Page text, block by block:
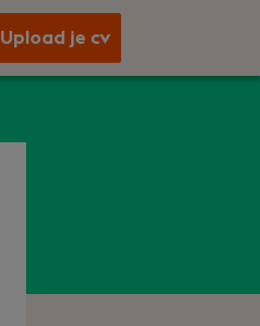
Upload je cv